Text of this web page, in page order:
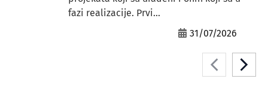
fazi realizacije. Prvi...
31/07/2026